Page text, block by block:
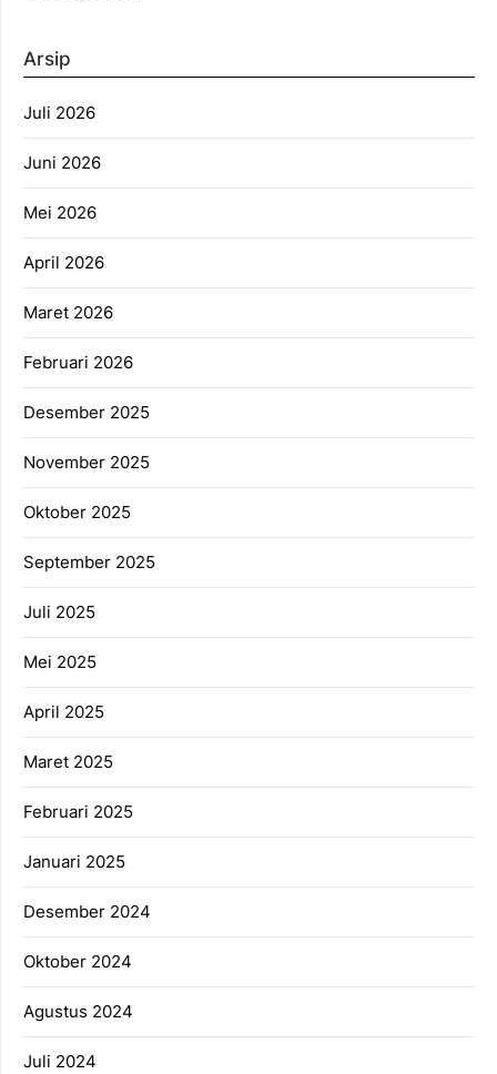
Arsip
Juli 2026
Juni 2026
Mei 2026
April 2026
Maret 2026
Februari 2026
Desember 2025
November 2025
Oktober 2025
September 2025
Juli 2025
Mei 2025
April 2025
Maret 2025
Februari 2025
Januari 2025
Desember 2024
Oktober 2024
Agustus 2024
Juli 2024